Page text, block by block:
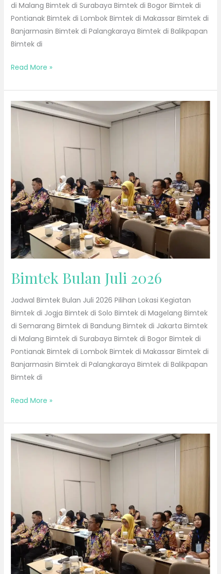
di Malang Bimtek di Surabaya Bimtek di Bogor Bimtek di
Pontianak Bimtek di Lombok Bimtek di Makassar Bimtek di
Banjarmasin Bimtek di Palangkaraya Bimtek di Balikpapan
Bimtek di
Read More »
Bimtek Bulan Juli 2026
Jadwal Bimtek Bulan Juli 2026 Pilihan Lokasi Kegiatan
Bimtek di Jogja Bimtek di Solo Bimtek di Magelang Bimtek
di Semarang Bimtek di Bandung Bimtek di Jakarta Bimtek
di Malang Bimtek di Surabaya Bimtek di Bogor Bimtek di
Pontianak Bimtek di Lombok Bimtek di Makassar Bimtek di
Banjarmasin Bimtek di Palangkaraya Bimtek di Balikpapan
Bimtek di
Bimtek
Read More »
Bimtek